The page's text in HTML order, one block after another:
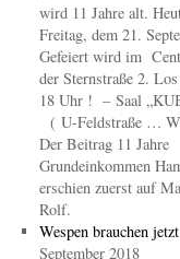
wird 11 Jahre alt.
Freitag, dem 21.
Gefeiert wird im
der Sternstraße 2.
18 Uhr ! – Saal
( U-Feldstraße …
Der Beitrag 11 Jahre
Grundeinkommen
erschien zuerst auf
Rolf.
Wespen brauchen
September 2018